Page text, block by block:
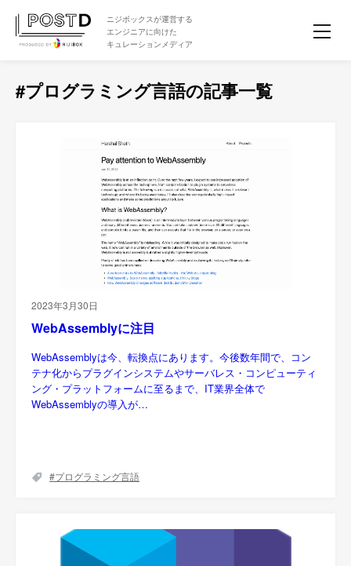
ニジボックスが運営する
エンジニアに向けた
キュレーションメディア
#プログラミング言語の記事一覧
2023年3月30日
WebAssemblyに注目
WebAssemblyは今、転換点にあります。今後数年間で、コン
テナ化からプラグインシステムやサーバレス・コンピューティ
ング・プラットフォームに至るまで、IT業界全体で
WebAssemblyの導入が…
プログラミング言語